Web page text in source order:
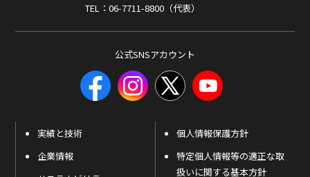
TEL：06-7711-8800（代表）
公式SNSアカウント
実績と技術
企業情報
個人情報保護方針
特定個人情報等の適正な取
扱いに関する基本方針